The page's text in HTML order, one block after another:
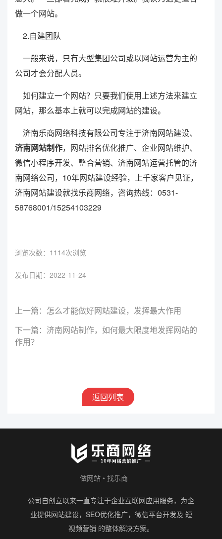
做一个网站。
2.自建团队
一般来说，只有大型集团公司或以网站运营为主的
公司才会分配人员。
如何建立一个网站？只要我们使用上述方法来建立
网站，那么基本上就可以完成网站的建设。
济南乐商网络科技有限公司专注于济南网站建设、
济南网站制作，网站排名优化推广、企业网站维护、
微信小程序开发、整合营销、济南网站运营托管的济
南网络公司，10年网站建设经验，上千家客户见证，
济南网站建设就找乐商网络，咨询热线：0531-
58768001/15254103229
浏览次数： 1114次浏览
发布日期：2022-11-24
上一篇：怎么才能做好网站建设，发挥最大作用
下一篇：济南网站制作，如何最大限度地发挥网站的
作用？
返回列表
做网站 • 找乐商
公司自创立以来一直专注于企业互联网应用服务，为企
业提供网站建设，SEO优化推广，微信平台开发及 短
视频营销 的整体解决方案。